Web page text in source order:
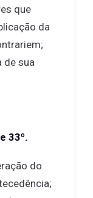
que
da
de sua
33º.
do